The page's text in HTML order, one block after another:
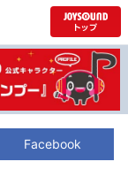
Facebook